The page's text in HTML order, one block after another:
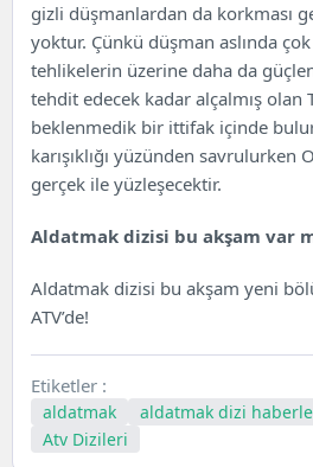
gizli düşmanlardan da korkması
yoktur. Çünkü düşman aslında çok
tehlikelerin üzerine daha da
tehdit edecek kadar alçalmış olan
beklenmedik bir ittifak içinde
karışıklığı yüzünden savrulurken
gerçek ile yüzleşecektir.
Aldatmak dizisi bu akşam var
Aldatmak dizisi bu akşam yeni
ATV’de!
Etiketler :
aldatmak aldatmak dizi
Atv Dizileri